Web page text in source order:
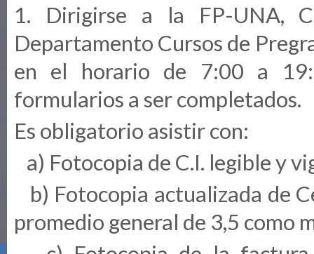
1. Dirigirse a la FP-UNA,
Departamento Cursos de
en el horario de 7:00 a
formularios a ser completados.
Es obligatorio asistir con:
a) Fotocopia de C.I. legible y
b) Fotocopia actualizada de
promedio general de 3,5 como